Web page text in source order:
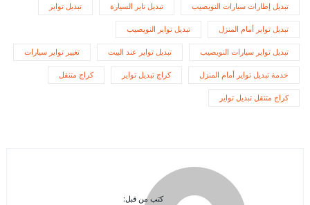
تبديل إطارات سيارات النويصيب تبديل تاير السيارة تبديل تواير
تبديل تواير أمام المنزل تبديل تواير النويصيب
تبديل تواير سيارات النويصيب تبديل تواير عند البيت تغيير تواير سيارات
خدمة تبديل تواير أمام المنزل كراج تبديل تواير كراج متنقل
كراج متنقل تبديل تواير
كتب من قبل: